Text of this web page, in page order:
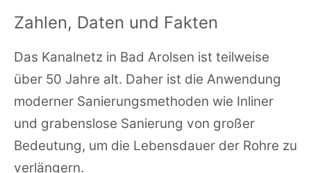
Zahlen, Daten und Fakten
Das Kanalnetz in Bad Arolsen ist teilweise
über 50 Jahre alt. Daher ist die Anwendung
moderner Sanierungsmethoden wie Inliner
und grabenslose Sanierung von großer
Bedeutung, um die Lebensdauer der Rohre zu
verlängern.